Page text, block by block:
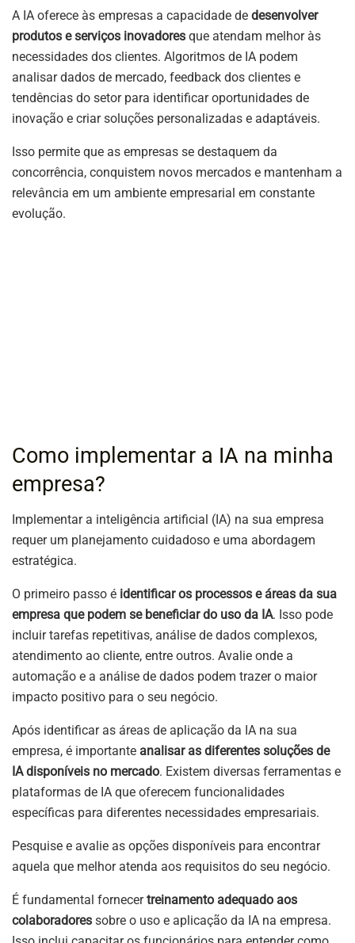
A IA oferece às empresas a capacidade de desenvolver
produtos e serviços inovadores que atendam melhor às
necessidades dos clientes. Algoritmos de IA podem
analisar dados de mercado, feedback dos clientes e
tendências do setor para identificar oportunidades de
inovação e criar soluções personalizadas e adaptáveis.
Isso permite que as empresas se destaquem da
concorrência, conquistem novos mercados e mantenham a
relevância em um ambiente empresarial em constante
evolução.
Como implementar a IA na minha
empresa?
Implementar a inteligência artificial (IA) na sua empresa
requer um planejamento cuidadoso e uma abordagem
estratégica.
O primeiro passo é identificar os processos e áreas da sua
empresa que podem se beneficiar do uso da IA. Isso pode
incluir tarefas repetitivas, análise de dados complexos,
atendimento ao cliente, entre outros. Avalie onde a
automação e a análise de dados podem trazer o maior
impacto positivo para o seu negócio.
Após identificar as áreas de aplicação da IA na sua
empresa, é importante analisar as diferentes soluções de
IA disponíveis no mercado. Existem diversas ferramentas e
plataformas de IA que oferecem funcionalidades
específicas para diferentes necessidades empresariais.
Pesquise e avalie as opções disponíveis para encontrar
aquela que melhor atenda aos requisitos do seu negócio.
É fundamental fornecertreinamento adequado aos
colaboradores sobre o uso e aplicação da IA na empresa.